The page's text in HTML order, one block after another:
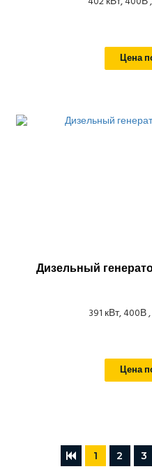
Цена
Дизельный
391 кВт, 400В
Цена
1 2 3